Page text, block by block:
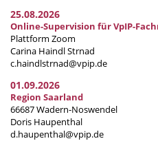
25.08.2026
Online-Supervision für VpIP-
Plattform Zoom
Carina Haindl Strnad
c.haindlstrnad@vpip.de
01.09.2026
Region Saarland
66687 Wadern-Noswendel
Doris Haupenthal
d.haupenthal@vpip.de